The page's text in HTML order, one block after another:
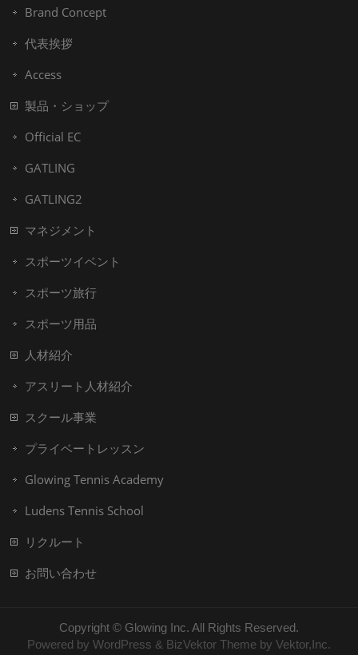
Brand Concept
代表挨拶
Access
製品・ショップ
Official EC
GATLING
GATLING2
マネジメント
スポーツイベント
スポーツ旅行
スポーツ用品
人材紹介
アスリート人材紹介
スクール事業
プライベートレッスン
Glowing Tennis Academy
Ludens Tennis School
リクルート
お問い合わせ
Copyright © Glowing Inc. All Rights Reserved.
Powered by WordPress & BizVektor Themeby Vektor,Inc.